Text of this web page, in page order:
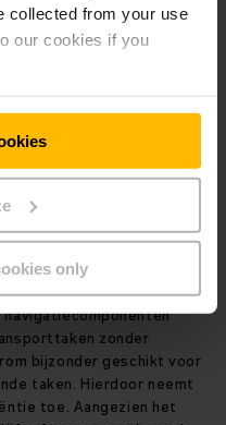
collected from your use
our cookies if you
only
de
transporteert, is een
van een Jungheinrich
niveau. Jungheinrich
uit de
door de hal met behulp
verspreide reflectoren
zonder
bijzonder geschikt voor
taken. Hierdoor neemt
toe. Aangezien het